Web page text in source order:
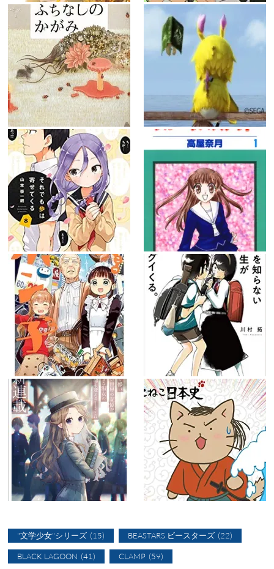
"文学少女"シリーズ (15) BEASTARS ビースターズ (22)
BLACK LAGOON (41) CLAMP (59)